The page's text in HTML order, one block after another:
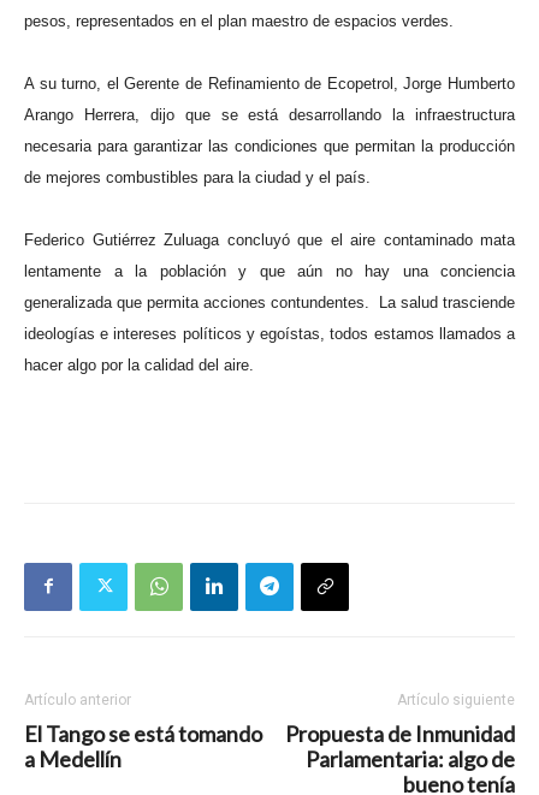
pesos, representados en el plan maestro de espacios verdes.
A su turno, el Gerente de Refinamiento de Ecopetrol, Jorge Humberto
Arango Herrera, dijo que se está desarrollando la infraestructura
necesaria para garantizar las condiciones que permitan la producción
de mejores combustibles para la ciudad y el país.
Federico Gutiérrez Zuluaga concluyó que el aire contaminado mata
lentamente a la población y que aún no hay una conciencia
generalizada que permita acciones contundentes. La salud trasciende
ideologías e intereses políticos y egoístas, todos estamos llamados a
hacer algo por la calidad del aire.
Artículo anterior
El Tango se está tomando
a Medellín
Artículo siguiente
Propuesta de Inmunidad
Parlamentaria: algo de
bueno tenía